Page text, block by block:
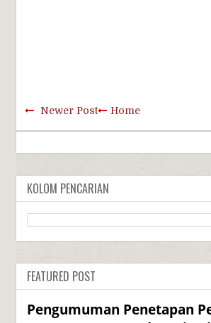
Newer Post Home
KOLOM PENCARIAN
FEATURED POST
Pengumuman Penetapan